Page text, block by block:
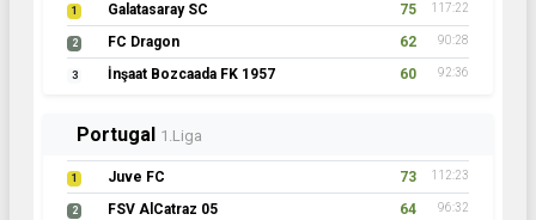
1 Galatasaray SC 75 117:22
2 FC Dragon 62 90:28
3 İnşaat Bozcaada FK 1957 60 92:36
Portugal 1.Liga
1 Juve FC 73 112:23
2 FSV AlCatraz 05 64 96:32